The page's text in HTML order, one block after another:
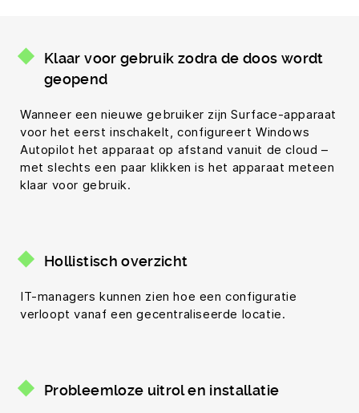
Klaar voor gebruik zodra de doos wordt
geopend
Wanneer een nieuwe gebruiker zijn Surface-apparaat
voor het eerst inschakelt, configureert Windows
Autopilot het apparaat op afstand vanuit de cloud –
met slechts een paar klikken is het apparaat meteen
klaar voor gebruik.
Hollistisch overzicht
IT-managers kunnen zien hoe een configuratie
verloopt vanaf een gecentraliseerde locatie.
Probleemloze uitrol en installatie